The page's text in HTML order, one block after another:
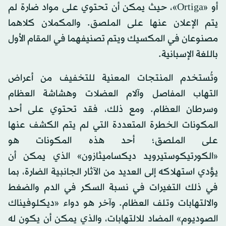
أو «Ortiga»، حيث يمكن أن تحتوي على مواد ضارة لم
يتم الإعلان عنها على الملصق. والمكملان كلاهما
مصنوعان في المكسيك ويتم تصنيفهما في المقام الأول
باللغة الإسبانية.
وتُستخدم المنتجات المعنية للتخفيف من أعراض
التهاب المفاصل وآلام العضلات وهشاشة العظام
وسرطان العظام. ومع ذلك، فقد تحتوي على أحد
المكونات الخطرة المتعددة التي لم يتم الكشف عنها
على الملصق؛ أحد هذه المكونات هو
«الكورتيكوستيرويد ديكساميثازون» الذي يمكن أن
يؤدي استهلاكه إلى العديد من الآثار الجانبية الضارة، بما
في ذلك التغيرات في نسبة السكر في الدم والضغط
والالتهابات وتلف العظام. وآخر هو دواء «ديكلوفيناك
الصوديوم» المضاد للالتهابات، والذي يمكن أن يكون له